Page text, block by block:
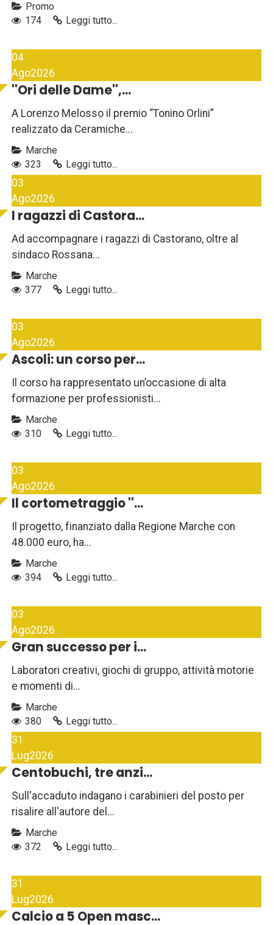
Promo
174
Leggi tutto...
04
Ago2026
''Ori delle Dame'',...
A Lorenzo Melosso il premio “Tonino Orlini”
realizzato da Ceramiche...
Marche
323
Leggi tutto...
03
Ago2026
I ragazzi di Castora...
Ad accompagnare i ragazzi di Castorano, oltre al
sindaco Rossana...
Marche
377
Leggi tutto...
03
Ago2026
Ascoli: un corso per...
Il corso ha rappresentato un’occasione di alta
formazione per professionisti...
Marche
310
Leggi tutto...
03
Ago2026
Il cortometraggio ''...
Il progetto, finanziato dalla Regione Marche con
48.000 euro, ha...
Marche
394
Leggi tutto...
03
Ago2026
Gran successo per i...
Laboratori creativi, giochi di gruppo, attività motorie
e momenti di...
Marche
380
Leggi tutto...
31
Lug2026
Centobuchi, tre anzi...
Sull'accaduto indagano i carabinieri del posto per
risalire all'autore del...
Marche
372
Leggi tutto...
31
Lug2026
Calcio a 5 Open masc...